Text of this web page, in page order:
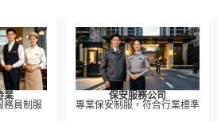
業
務員制服
保安服務公司
專業保安制服，符合行業標準